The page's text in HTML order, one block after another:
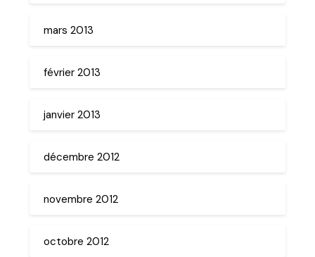
mars 2013
février 2013
janvier 2013
décembre 2012
novembre 2012
octobre 2012